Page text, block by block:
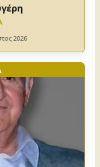
2026